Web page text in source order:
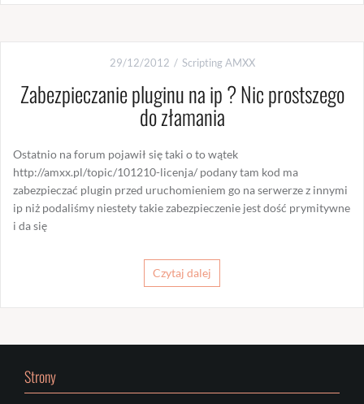
29/12/2012 Scripting AMXX
Zabezpieczanie pluginu na ip ? Nic prostszego
do złamania
Ostatnio na forum pojawił się taki o to wątek
http://amxx.pl/topic/101210-licenja/ podany tam kod ma
zabezpieczać plugin przed uruchomieniem go na serwerze z innymi
ip niż podaliśmy niestety takie zabezpieczenie jest dość prymitywne
i da się
Czytaj dalej
Strony